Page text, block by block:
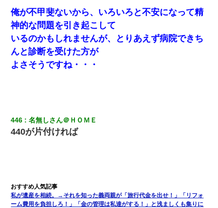
絡無しは無理」上司「いいから付けろ！」→
元夫の連れ子「俺の結婚式の時くらい、母親としての責任を果た
そうとは思わないのか！」→どうも連れ子は…
昨日37歳のおばさんと行為したんだけどめちゃくちゃだった
9月に付き合い始めたけどこの、この人と結婚はないわと判断して
別れた。その元彼が交通事故で重体になっているらしく…
結婚生活10ヶ月目で嫁から一方的に「もう冷めた」と離婚切り出
された
俺が不甲斐ないから、いろいろと不安になって精
神的な問題を引き起こして
いるのかもしれませんが、とりあえず病院できち
んと診断を受けた方が
よさそうですね・・・
446 名無しさん＠ＨＯＭＥ
440が片付ければ
私が遺産を相続。→それを知った義両親が「旅行代金を出せ！」「リフォ
ーム費用を負担しろ！」「金の管理は私達がする！」と浅ましくも集りに